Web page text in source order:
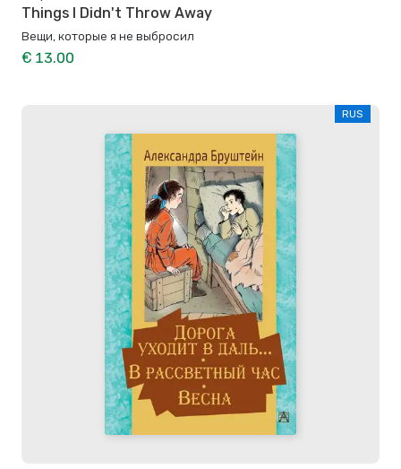
Things I Didn't Throw Away
Вещи, которые я не выбросил
€ 13.00
RUS